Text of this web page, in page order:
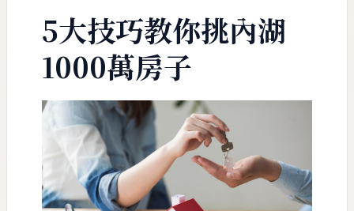
5大技巧教你挑內湖
1000萬房子